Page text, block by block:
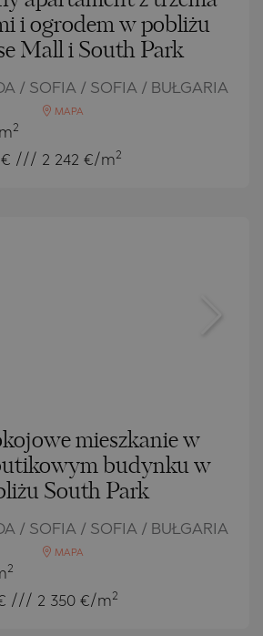
i ogrodem w pobliżu
Mall i South Park
/ SOFIA / SOFIA / BUŁGARIA
MAPA
2
€ /// 2 242 €/m2
mieszkanie w
budynku w
South Park
/ SOFIA / SOFIA / BUŁGARIA
MAPA
2
/// 2 350 €/m2